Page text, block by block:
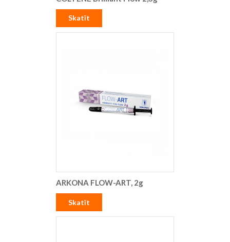
Skatīt
ARKONA FLOW-ART, 2g
Skatīt